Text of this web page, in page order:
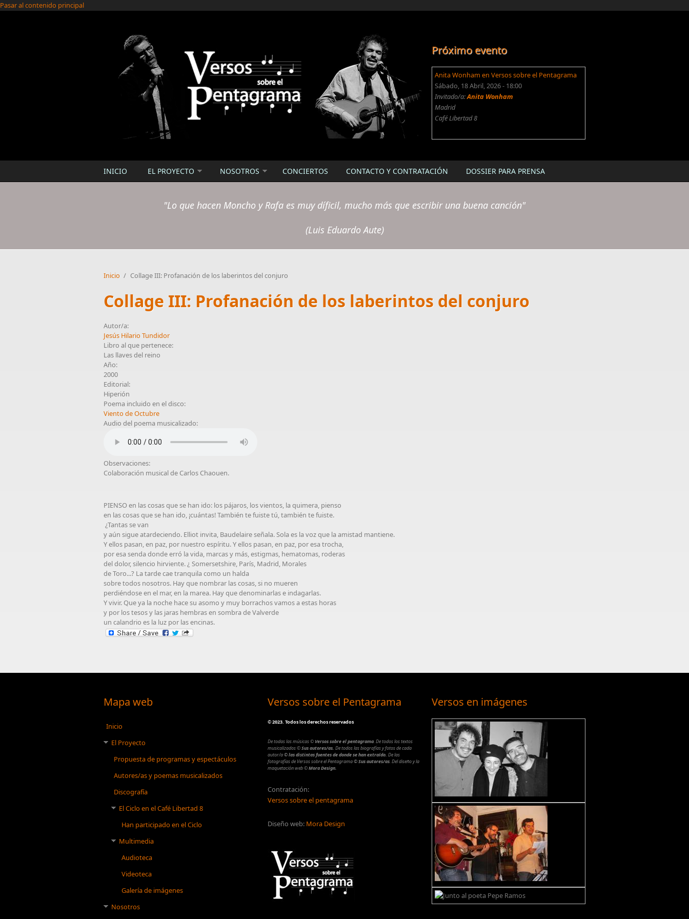
Pasar al contenido principal
Próximo evento
Anita Wonham en Versos sobre el Pentagrama
Sábado, 18 Abril, 2026 - 18:00
Invitado/a:Anita Wonham
Madrid
Café Libertad 8
INICIO EL PROYECTO NOSOTROS CONCIERTOS CONTACTO Y CONTRATACIÓN DOSSIER PARA PRENSA
"Lo que hacen Moncho y Rafa es muy díficil, mucho más que escribir una buena canción"
(Luis Eduardo Aute)
Inicio / Collage III: Profanación de los laberintos del conjuro
Collage III: Profanación de los laberintos del conjuro
Autor/a:
Jesús Hilario Tundidor
Libro al que pertenece:
Las llaves del reino
Año:
2000
Editorial:
Hiperión
Poema incluido en el disco:
Viento de Octubre
Audio del poema musicalizado:
Observaciones:
Colaboración musical de Carlos Chaouen.
PIENSO en las cosas que se han ido: los pájaros, los vientos, la quimera, pienso
en las cosas que se han ido, ¡cuántas! También te fuiste tú, también te fuiste.
¿Tantas se van
y aún sigue atardeciendo. Elliot invita, Baudelaire señala. Sola es la voz que la amistad mantiene.
Y ellos pasan, en paz, por nuestro espíritu. Y ellos pasan, en paz, por esa trocha,
por esa senda donde erró la vida, marcas y más, estigmas, hematomas, roderas
del dolor, silencio hirviente. ¿ Somersetshire, París, Madrid, Morales
de Toro...? La tarde cae tranquila como un halda
sobre todos nosotros. Hay que nombrar las cosas, si no mueren
perdiéndose en el mar, en la marea. Hay que denominarlas e indagarlas.
Y vivir. Que ya la noche hace su asomo y muy borrachos vamos a estas horas
y por los tesos y las jaras hembras en sombra de Valverde
un calandrio es la luz por las encinas.
Mapa web
Inicio
El Proyecto
Propuesta de programas y espectáculos
Autores/as y poemas musicalizados
Discografía
El Ciclo en el Café Libertad 8
Han participado en el Ciclo
Multimedia
Audioteca
Videoteca
Galería de imágenes
Nosotros
Versos sobre el Pentagrama
©2023. Todos los derechos reservados
De todas las músicas© Versos sobre el pentagrama. De todos los textos
musicalizados©Sus autores/as. De todos las biografías y fotos de cada
autor/a© las distintas fuentes de donde se han extraído. De las
fotografías de Versos sobre el Pentagrama© Sus autores/as. Del diseño y la
maquetación web©Mora Design.
Contratación:
Versos sobre el pentagrama
Diseño web: Mora Design
Versos en imágenes